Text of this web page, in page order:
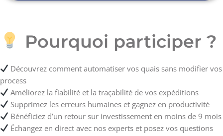
Pourquoi participer ?
Découvrez comment automatiser vos quais sans modifier vos
process
Améliorez la fiabilité et la traçabilité de vos expéditions
Supprimez les erreurs humaines et gagnez en productivité
Bénéficiez d’un retour sur investissement en moins de 9 mois
Échangez en direct avec nos experts et posez vos questions